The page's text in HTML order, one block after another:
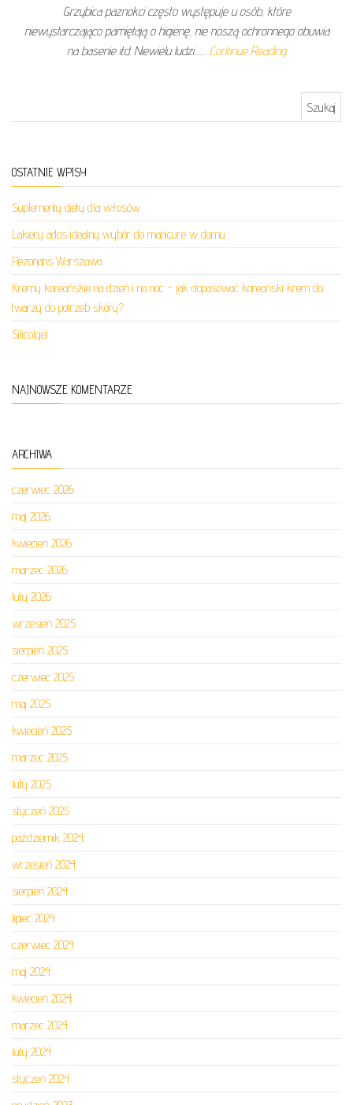
Grzybica paznokci często występuje u osób, które
niewystarczająco pamiętają o higienę, nie noszą ochronnego obuwia
na basenie itd. Niewielu ludzi…… Continue Reading
OSTATNIE WPISY
Suplementy diety dla włosów
Lakiery ados idealny wybór do manicure w domu
Rezonans Warszawa
Kremy koreańskie na dzień i na noc – jak dopasować koreański krem do
twarzy do potrzeb skóry?
Silicolgel
NAJNOWSZE KOMENTARZE
ARCHIWA
czerwiec 2026
maj 2026
kwiecień 2026
marzec 2026
luty 2026
wrzesień 2025
sierpień 2025
czerwiec 2025
maj 2025
kwiecień 2025
marzec 2025
luty 2025
styczeń 2025
październik 2024
wrzesień 2024
sierpień 2024
lipiec 2024
czerwiec 2024
maj 2024
kwiecień 2024
marzec 2024
luty 2024
styczeń 2024